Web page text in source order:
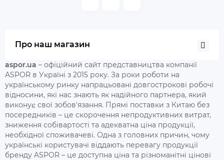
Про наш магазин
aspor.ua – офіційний сайт представництва компанії
ASPOR в Україні з 2015 року. За роки роботи на
українському ринку напрацьовані довгострокові робочі
відносини, які нас знають як надійного партнера, який
виконує свої зобов'язання. Прямі поставки з Китаю без
посередників – це скорочення непродуктивних витрат,
зниження собівартості та адекватна ціна продукції,
необхідної споживачеві. Одна з головних причин, чому
українські користувачі віддають перевагу продукції
бренду ASPOR – це доступна ціна та різноманітні цінові